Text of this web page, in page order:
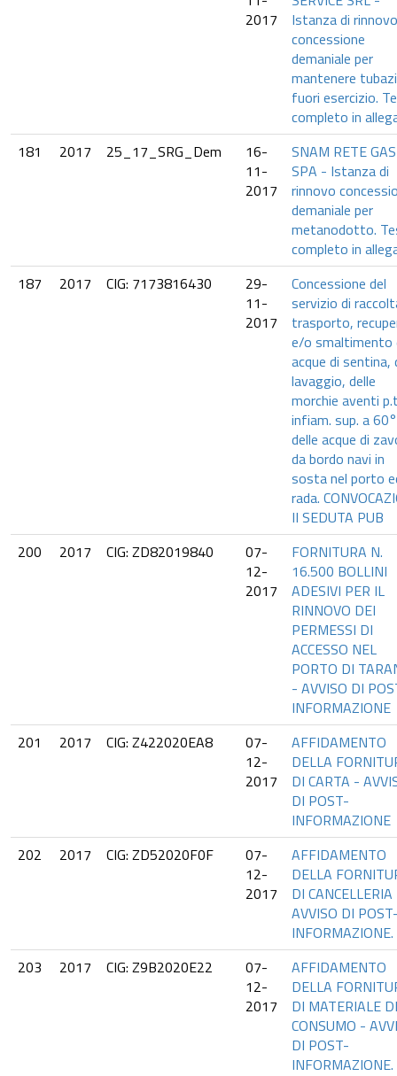
2017
Istanza di rinnovo
concessione
demaniale per
mantenere
fuori esercizio.
completo in
181
2017 25_17_SRG_Dem
16-
11-
2017
SNAM RETE GAS
SPA - Istanza di
rinnovo
demaniale per
metanodotto.
completo in
187
2017 CIG: 7173816430
29-
11-
2017
Concessione del
servizio di
trasporto,
e/o smaltimento
acque di sentina,
lavaggio, delle
morchie aventi
infiam. sup. a
delle acque di
da bordo navi in
sosta nel porto
rada.
II SEDUTA PUB
200
2017 CIG: ZD82019840
07-
12-
2017
FORNITURA N.
16.500 BOLLINI
ADESIVI PER IL
RINNOVO DEI
PERMESSI DI
ACCESSO NEL
PORTO DI
- AVVISO DI
INFORMAZIONE
201
2017 CIG: Z422020EA8
07-
12-
2017
AFFIDAMENTO
DELLA
DI CARTA -
DI POST-
INFORMAZIONE
202
2017 CIG: ZD52020F0F
07-
12-
2017
AFFIDAMENTO
DELLA
DI
AVVISO DI
INFORMAZIONE.
203
2017 CIG: Z9B2020E22
07-
12-
2017
AFFIDAMENTO
DELLA
DI MATERIALE DI
CONSUMO -
DI POST-
INFORMAZIONE.